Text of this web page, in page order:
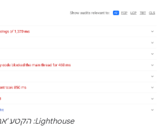
Lighthouse: הקטע 'אבחון'